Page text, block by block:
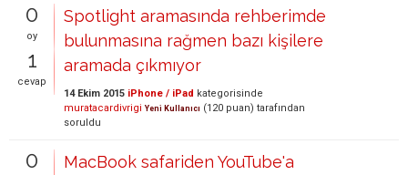
0
oy
1
cevap
Spotlight aramasında rehberimde
bulunmasına rağmen bazı kişilere
aramada çıkmıyor
14 Ekim 2015 iPhone / iPad kategorisinde
muratacardivrigi Yeni Kullanıcı (120 puan) tarafından
soruldu
0
MacBook safariden YouTube'a